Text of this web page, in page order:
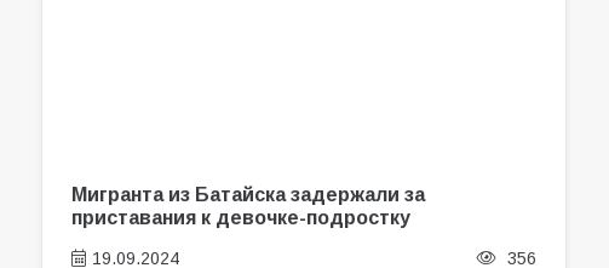
Мигранта из Батайска задержали за
приставания к девочке-подростку
19.09.2024 356